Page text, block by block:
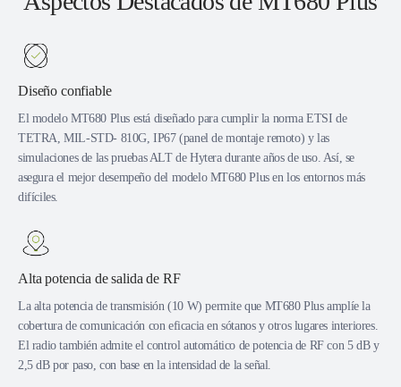
Diseño confiable
El modelo MT680 Plus está diseñado para cumplir la norma ETSI de
TETRA, MIL-STD- 810G, IP67 (panel de montaje remoto) y las
simulaciones de las pruebas ALT de Hytera durante años de uso. Así, se
asegura el mejor desempeño del modelo MT680 Plus en los entornos más
difíciles.
Alta potencia de salida de RF
La alta potencia de transmisión (10 W) permite que MT680 Plus amplíe la
cobertura de comunicación con eficacia en sótanos y otros lugares interiores.
El radio también admite el control automático de potencia de RF con 5 dB y
2,5 dB por paso, con base en la intensidad de la señal.